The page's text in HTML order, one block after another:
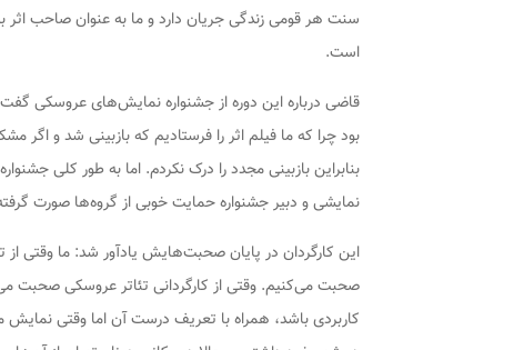
سنت هر قومی زندگی جریان دارد و ما به عنوان صاحب
است.
قاضی درباره این دوره از جشنواره نمایش‌های عروسکی گفت:
بود چرا که ما فیلم اثر را فرستادیم که بازبینی شد و اگر
بنابراین بازبینی مجدد را درک نکردم. اما به طور کلی
نمایشی و دبیر جشنواره حمایت خوبی از گروه‌ها صورت
این کارگردان در پایان صحبت‌هایش یادآور شد: ما وقتی
صحبت می‌کنیم. وقتی از کارگردانی تئاتر عروسکی صحبت
کاربردی باشد، همراه با تعریف درست آن اما وقتی